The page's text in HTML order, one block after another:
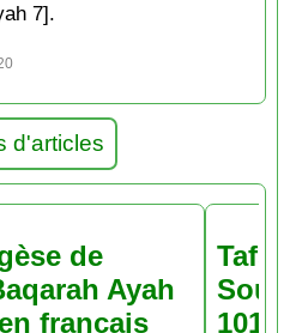
7].
d'articles
de
Ayah
français
Tafsir
101 -